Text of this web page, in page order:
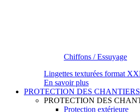
Chiffons / Essuyage
Lingettes texturées format
En savoir plus
PROTECTION DES
PROTECTION DES
Protection extérieure